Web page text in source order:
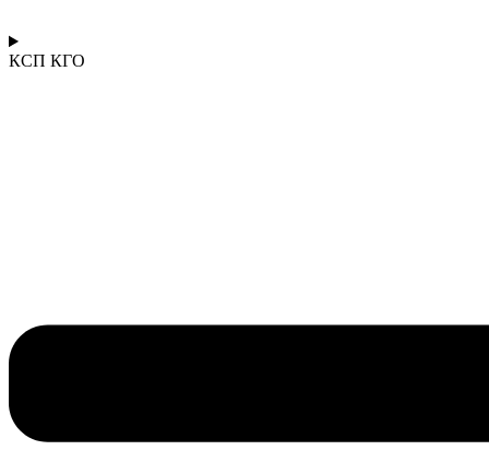
КСП КГО